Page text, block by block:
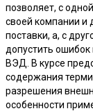
позволяет, с
своей компании и
поставки, а, с
допустить ошибок
ВЭД. В курсе
содержания
разрешения
особенности